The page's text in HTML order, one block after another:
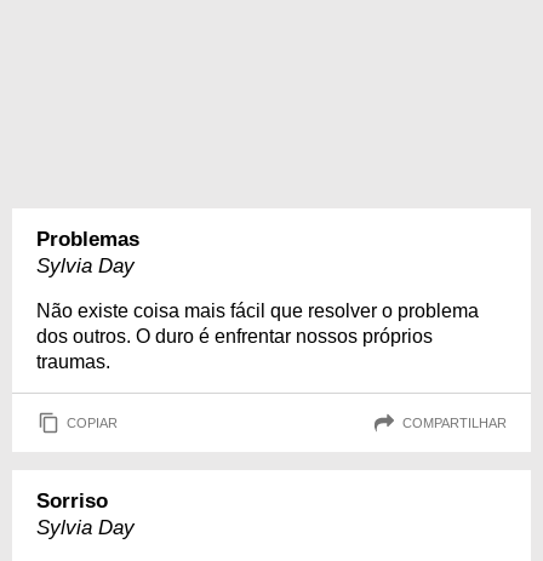
Problemas
Sylvia Day
Não existe coisa mais fácil que resolver o problema
dos outros. O duro é enfrentar nossos próprios
traumas.
COPIAR COMPARTILHAR
Sorriso
Sylvia Day